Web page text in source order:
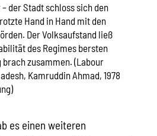
der Stadt schloss sich den
Hand in Hand mit den
Der Volksaufstand ließ
des Regimes bersten
brach zusammen. (Labour
Kamruddin Ahmad, 1978
es einen weiteren